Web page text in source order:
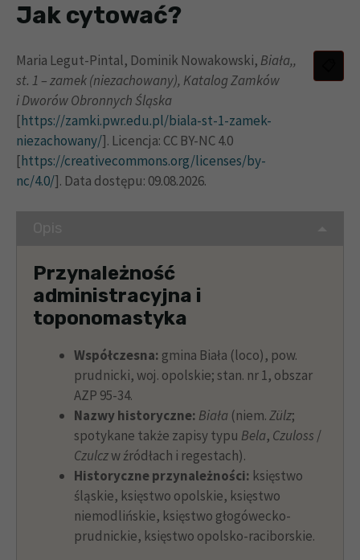
Jak cytować?
Maria Legut-Pintal, Dominik Nowakowski, Biała,,
st. 1 – zamek (niezachowany), Katalog Zamków
i Dworów Obronnych Śląska
[https://zamki.pwr.edu.pl/biala-st-1-zamek-
niezachowany/]. Licencja: CC BY-NC 4.0
[https://creativecommons.org/licenses/by-
nc/4.0/]. Data dostępu: 09.08.2026.
Przynależność
administracyjna i
toponomastyka
Współczesna: gmina Biała (loco), pow.
prudnicki, woj. opolskie; stan. nr 1, obszar
AZP 95-34.
Nazwy historyczne: Biała (niem.Zülz;
spotykane także zapisy typu Bela, Czuloss /
Czulczw źródłach i regestach).
Historyczne przynależności: księstwo
śląskie, księstwo opolskie, księstwo
niemodlińskie, księstwo głogówecko-
prudnickie, księstwo opolsko-raciborskie.